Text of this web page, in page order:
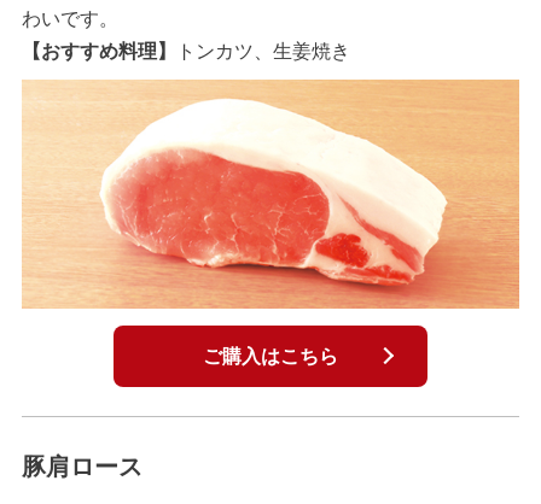
わいです。
【おすすめ料理】
トンカツ、生姜焼き
ご購入はこちら
豚肩ロース